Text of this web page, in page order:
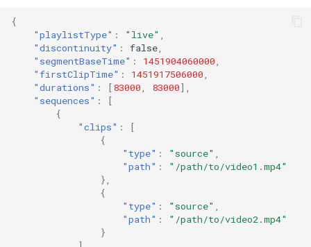
{
"playlistType" : "live"
"discontinuity" : false
"segmentBaseTime" : 1451904060000
"firstClipTime" : 1451917506000
"durations" : [83000 83000],
"sequences" :
[
{
"clips" :
[
{
"type" : "source"
"path" :
"/path/to/video1.mp4"
},
{
"type" : "source"
"path" :
"/path/to/video2.mp4"
}